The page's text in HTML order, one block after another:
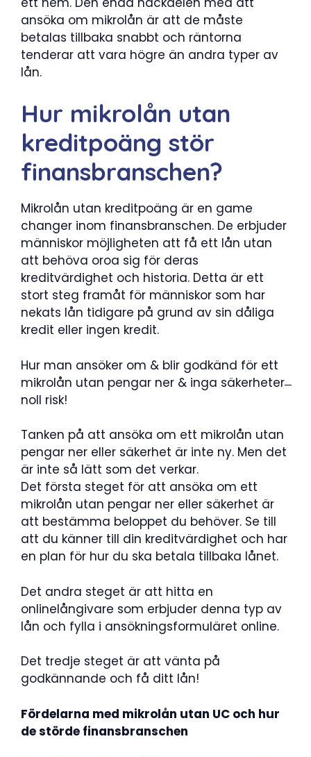
ansöka om mikrolån är att de måste
betalas tillbaka snabbt och räntorna
tenderar att vara högre än andra typer av
lån.
Hur mikrolån utan
kreditpoäng stör
finansbranschen?
Mikrolån utan kreditpoäng är en game
changer inom finansbranschen. De erbjuder
människor möjligheten att få ett lån utan
att behöva oroa sig för deras
kreditvärdighet och historia. Detta är ett
stort steg framåt för människor som har
nekats lån tidigare på grund av sin dåliga
kredit eller ingen kredit.
Hur man ansöker om & blir godkänd för ett
mikrolån utan pengar ner & inga säkerheter ̶
noll risk!
Tanken på att ansöka om ett mikrolån utan
pengar ner eller säkerhet är inte ny. Men det
är inte så lätt som det verkar.
Det första steget för att ansöka om ett
mikrolån utan pengar ner eller säkerhet är
att bestämma beloppet du behöver. Se till
att du känner till din kreditvärdighet och har
en plan för hur du ska betala tillbaka lånet.
Det andra steget är att hitta en
onlinelångivare som erbjuder denna typ av
lån och fylla i ansökningsformuläret online.
Det tredje steget är att vänta på
godkännande och få ditt lån!
Fördelarna med mikrolån utan UC och hur
de störde finansbranschen